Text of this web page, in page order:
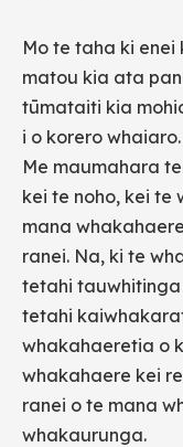
Mo te taha ki
matou kia ata
tūmataiti kia
i o korero whaiaro.
Me maumahara
kei te noho, kei te
mana
ranei. Na, ki te
tetahi
tetahi
whakahaeretia o
whakahaere kei
ranei o te mana
whakaurunga.